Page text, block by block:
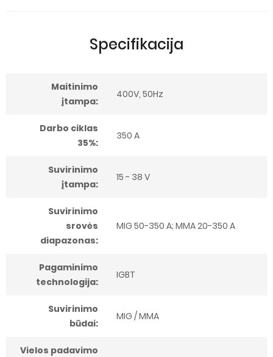
Specifikacija
Maitinimo
įtampa:
400V, 50Hz
Darbo ciklas
35%:
350 A
Suvirinimo
įtampa:
15 - 38 V
Suvirinimo
srovės
diapazonas:
MIG 50-350 A; MMA 20-350 A
Pagaminimo
technologija:
IGBT
Suvirinimo
būdai:
MIG / MMA
Vielos padavimo